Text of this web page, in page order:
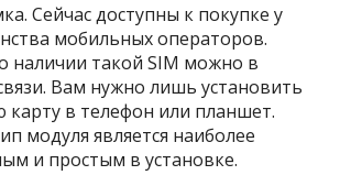
Сейчас доступны к покупке у
мобильных операторов.
наличии такой SIM можно в
Вам нужно лишь установить
карту в телефон или планшет.
модуля является наиболее
и простым в установке.